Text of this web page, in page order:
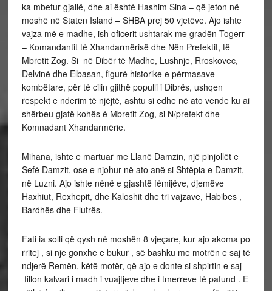
ka mbetur gjallë, dhe ai është Hashim Sina – që jeton në
moshë në Staten Island – SHBA prej 50 vjetëve. Ajo ishte
vajza më e madhe, ish oficerit ushtarak me gradën Togerr
– Komandantit të Xhandarmërisë dhe Nën Prefektit, të
Mbretit Zog. Si në Dibër të Madhe, Lushnje, Rroskovec,
Delvinë dhe Elbasan, figurë historike e përmasave
kombëtare, për të cilin gjithë populli i Dibrës, ushqen
respekt e nderim të njëjtë, ashtu si edhe në ato vende ku ai
shërbeu gjatë kohës ë Mbretit Zog, si N/prefekt dhe
Komnadant Xhandarmërie.
Mihana, ishte e martuar me Llanë Damzin, një pinjollët e
Sefë Damzit, ose e njohur në ato anë si Shtëpia e Damzit,
në Luzni. Ajo ishte nënë e gjashtë fëmijëve, djemëve
Haxhiut, Rexhepit, dhe Kaloshit dhe tri vajzave, Habibes ,
Bardhës dhe Flutrës.
Fati ia solli që qysh në moshën 8 vjeçare, kur ajo akoma po
rritej , si nje gonxhe e bukur , së bashku me motrën e saj të
ndjerë Remën, këtë motër, që ajo e donte si shpirtin e saj –
fillon kalvari i madh i vuajtjeve dhe i tmerreve të pafund . E